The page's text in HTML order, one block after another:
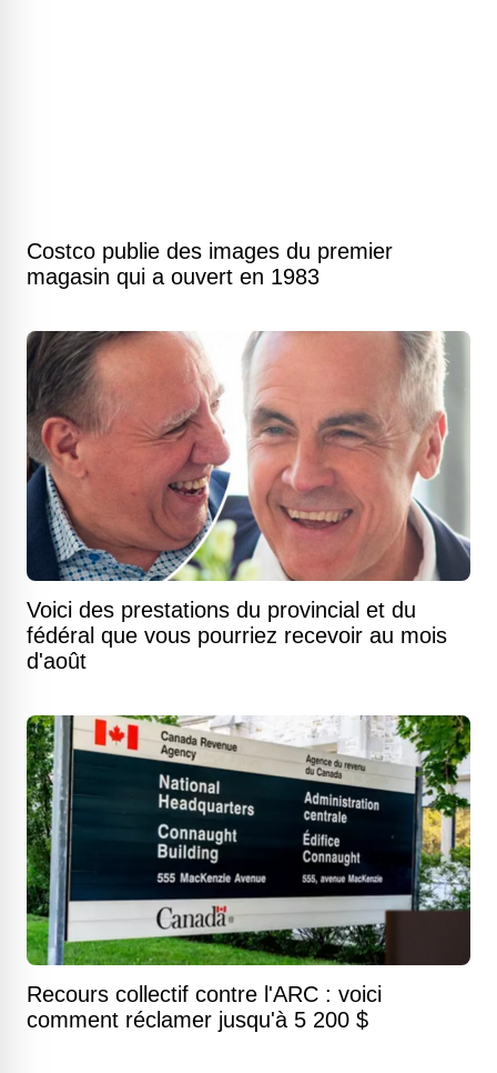
Costco publie des images du premier
magasin qui a ouvert en 1983
Voici des prestations du provincial et du
fédéral que vous pourriez recevoir au mois
d'août
Recours collectif contre l'ARC : voici
comment réclamer jusqu'à 5 200 $